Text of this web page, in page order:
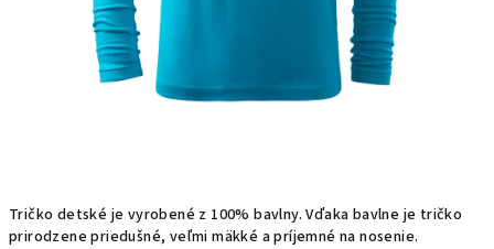
Tričko detské je vyrobené z 100%bavlny. Vďaka bavlneje tričko
prirodzene priedušné, veľmi mäkké a príjemné na nosenie.